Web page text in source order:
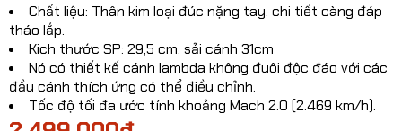
Mô hình Xe cổ
Tỷ lệ mô hình
Mô hình lắp ráp
Chất liệu: Thân kim loại đúc nặng tay, chi tiết càng đáp
tháo lắp.
Kich thước SP: 29,5 cm, sải cánh 31cm
Nó có thiết kế cánh lambda không đuôi độc đáo với các
đầu cánh thích ứng có thể điều chỉnh.
Tốc độ tối đa ước tính khoảng Mach 2.0 (2.469 km/h).